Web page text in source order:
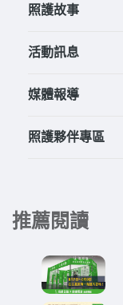
照護故事
活動訊息
媒體報導
照護夥伴專區
推薦閱讀